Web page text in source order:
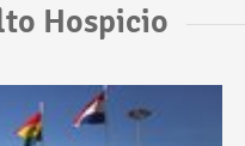
Hospicio